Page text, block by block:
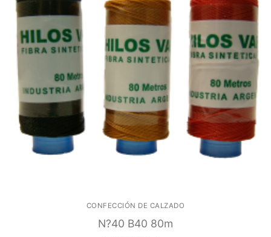
CONFECCIÓN DE CALZADO
N?40 B40 80m